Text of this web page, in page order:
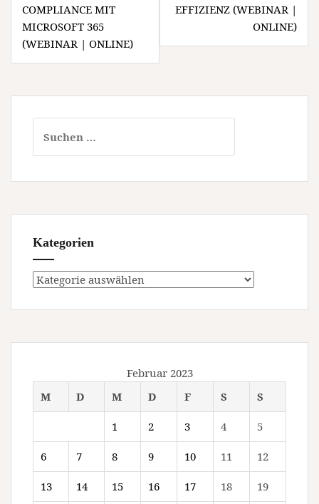
COMPLIANCE MIT
MICROSOFT 365
(WEBINAR | ONLINE)
EFFIZIENZ (WEBINAR |
ONLINE)
nach:
Kategorien
Kategorien
Februar 2023
M
D M D F S S
1 2 3 4 5
6 7 8 9 10 11 12
13 14 15 16 17 18 19